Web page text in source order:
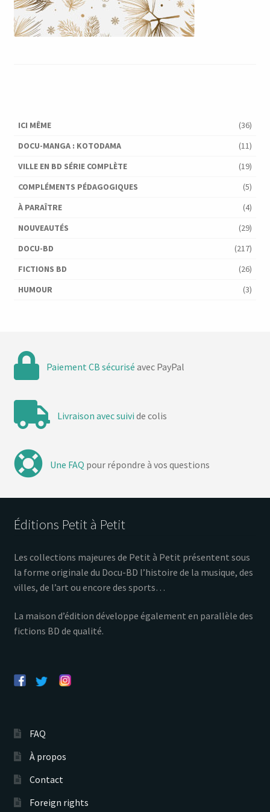
ICI MÊME
(36)
DOCU-MANGA : KOTODAMA
(11)
VILLE EN BD SÉRIE COMPLÈTE
(19)
COMPLÉMENTS PÉDAGOGIQUES
(5)
À PARAÎTRE
(4)
NOUVEAUTÉS
(29)
DOCU-BD
(217)
FICTIONS BD
(26)
HUMOUR
(3)
Paiement CB sécurisé avec PayPal
Livraison avec suivi de colis
Une FAQ pour répondre à vos questions
Éditions Petit à Petit
Les collections majeures de Petit à Petit présentent sous
la forme originale du Docu-BD l’histoire de la musique, des
villes, de l’art ou encore des sports…
La maison d’édition développe également en parallèle des
fictions BD de qualité.
FAQ
À propos
Contact
Foreign rights